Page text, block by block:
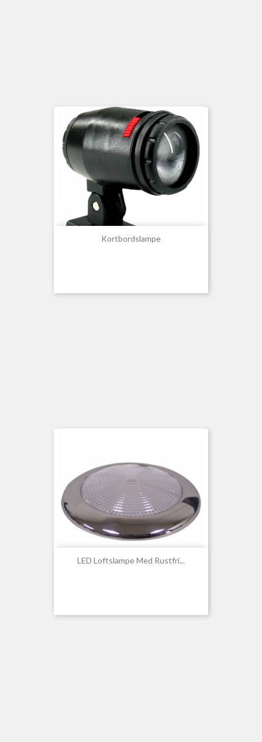
Kortbordslampe
LED Loftslampe Med Rustfri...